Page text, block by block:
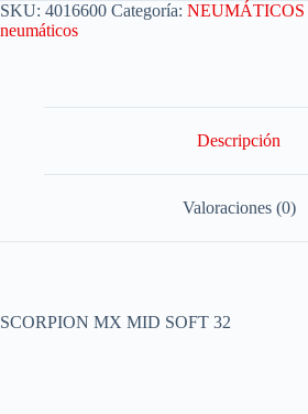
SKU: 4016600 Categoría: NEUMÁTICOS
neumáticos
Descripción
Valoraciones (0)
SCORPION MX MID SOFT 32